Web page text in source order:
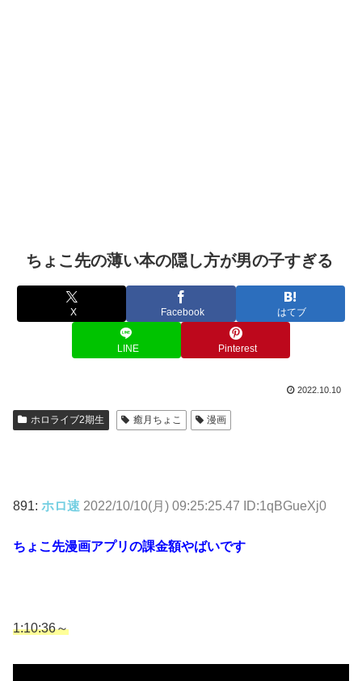
ちょこ先の薄い本の隠し方が男の子すぎる
X Facebook はてブ
LINE Pinterest
2022.10.10
ホロライブ2期生 癒月ちょこ 漫画
891: ホロ速 2022/10/10(月) 09:25:25.47 ID:1qBGueXj0
ちょこ先漫画アプリの課金額やばいです
1:10:36～